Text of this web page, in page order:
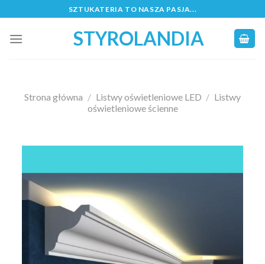
to
content
SZTUKATERIA TO NASZA PASJA...
STYROLANDIA
Strona główna / Listwy oświetleniowe LED / Listwy
oświetleniowe ścienne